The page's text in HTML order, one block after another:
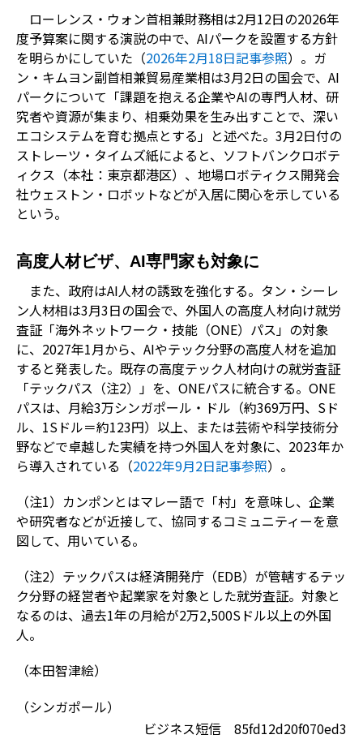
ローレンス・ウォン首相兼財務相は2月12日の2026年
度予算案に関する演説の中で、AIパークを設置する方針
を明らかにしていた（2026年2月18日記事参照）。ガ
ン・キムヨン副首相兼貿易産業相は3月2日の国会で、AI
パークについて「課題を抱える企業やAIの専門人材、研
究者や資源が集まり、相乗効果を生み出すことで、深い
エコシステムを育む拠点とする」と述べた。3月2日付の
ストレーツ・タイムズ紙によると、ソフトバンクロボテ
ィクス（本社：東京都港区）、地場ロボティクス開発会
社ウェストン・ロボットなどが入居に関心を示している
という。
高度人材ビザ、AI専門家も対象に
また、政府はAI人材の誘致を強化する。タン・シーレ
ン人材相は3月3日の国会で、外国人の高度人材向け就労
査証「海外ネットワーク・技能（ONE）パス」の対象
に、2027年1月から、AIやテック分野の高度人材を追加
すると発表した。既存の高度テック人材向けの就労査証
「テックパス（注2）」を、ONEパスに統合する。ONE
パスは、月給3万シンガポール・ドル（約369万円、Sド
ル、1Sドル＝約123円）以上、または芸術や科学技術分
野などで卓越した実績を持つ外国人を対象に、2023年か
ら導入されている（2022年9月2日記事参照）。
（注1）カンポンとはマレー語で「村」を意味し、企業
や研究者などが近接して、協同するコミュニティーを意
図して、用いている。
（注2）テックパスは経済開発庁（EDB）が管轄するテッ
ク分野の経営者や起業家を対象とした就労査証。対象と
なるのは、過去1年の月給が2万2,500Sドル以上の外国
人。
（本田智津絵）
（シンガポール）
ビジネス短信 85fd12d20f070ed3